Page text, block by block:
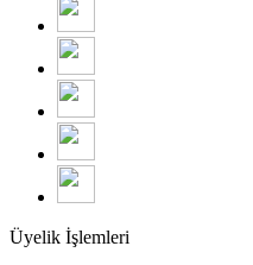
Üyelik İşlemleri